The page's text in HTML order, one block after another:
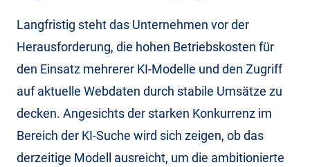
Langfristig steht das Unternehmen vor der
Herausforderung, die hohen Betriebskosten für
den Einsatz mehrerer KI-Modelle und den Zugriff
auf aktuelle Webdaten durch stabile Umsätze zu
decken. Angesichts der starken Konkurrenz im
Bereich der KI-Suche wird sich zeigen, ob das
derzeitige Modell ausreicht, um die ambitionierte